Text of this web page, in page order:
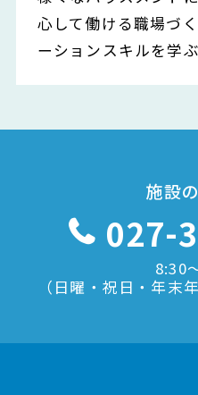
心して働ける職場づ
ーションスキルを学
施設
027-
8:30
（日曜・祝日・年末